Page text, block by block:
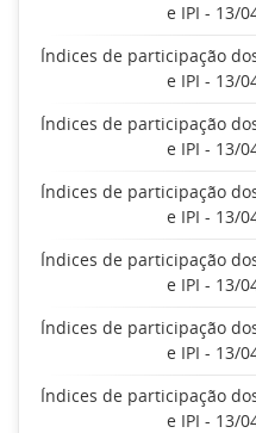
e IPI - 13/
Índices de participação
e IPI - 13/
Índices de participação
e IPI - 13/
Índices de participação
e IPI - 13/
Índices de participação
e IPI - 13/
Índices de participação
e IPI - 13/
Índices de participação
e IPI - 13/